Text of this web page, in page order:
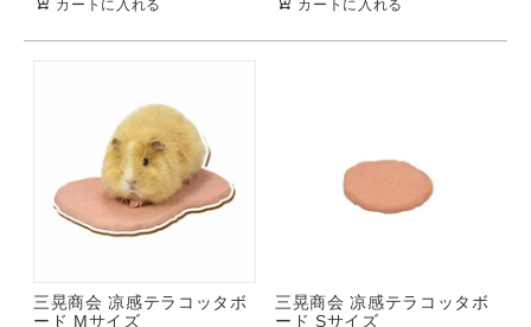
カートに入れる カートに入れる
三晃商会 凉感テラコッタボ
ード Mサイズ
三晃商会 凉感テラコッタボ
ード Sサイズ